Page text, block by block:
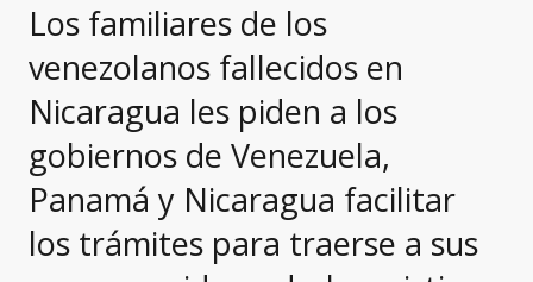
Los familiares de los
venezolanos fallecidos en
Nicaragua les piden a los
gobiernos de Venezuela,
Panamá y Nicaragua facilitar
los trámites para traerse a sus